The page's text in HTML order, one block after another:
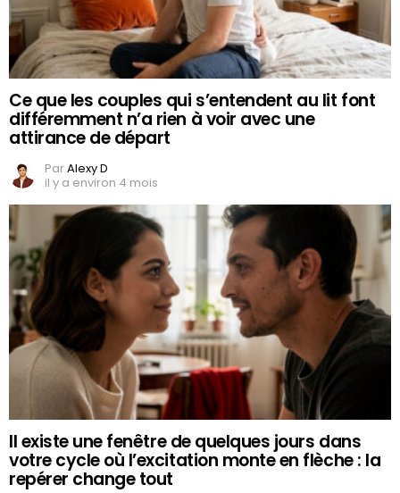
Ce que les couples qui s’entendent au lit font
différemment n’a rien à voir avec une
attirance de départ
ParAlexy D
il y a environ 4 mois
Il existe une fenêtre de quelques jours dans
votre cycle où l’excitation monte en flèche : la
repérer change tout